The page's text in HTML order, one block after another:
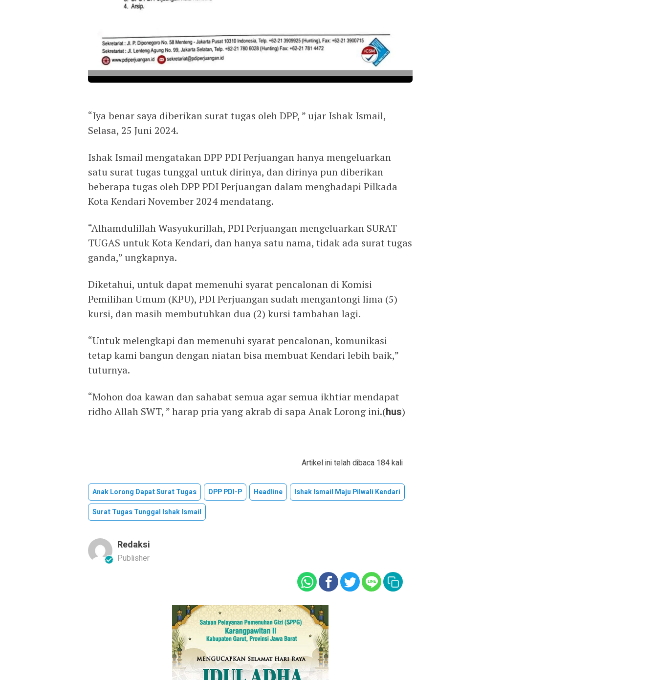
“Iya benar saya diberikan surat tugas oleh DPP, ” ujar Ishak Ismail,
Selasa, 25 Juni 2024.
Ishak Ismail mengatakan DPP PDI Perjuangan hanya mengeluarkan
satu surat tugas tunggal untuk dirinya, dan dirinya pun diberikan
beberapa tugas oleh DPP PDI Perjuangan dalam menghadapi Pilkada
Kota Kendari November 2024 mendatang.
“Alhamdulillah Wasyukurillah, PDI Perjuangan mengeluarkan SURAT
TUGAS untuk Kota Kendari, dan hanya satu nama, tidak ada surat tugas
ganda,” ungkapnya.
Diketahui, untuk dapat memenuhi syarat pencalonan di Komisi
Pemilihan Umum (KPU), PDI Perjuangan sudah mengantongi lima (5)
kursi, dan masih membutuhkan dua (2) kursi tambahan lagi.
“Untuk melengkapi dan memenuhi syarat pencalonan, komunikasi
tetap kami bangun dengan niatan bisa membuat Kendari lebih baik,”
tuturnya.
“Mohon doa kawan dan sahabat semua agar semua ikhtiar mendapat
ridho Allah SWT, ” harap pria yang akrab di sapa Anak Lorong ini.(hus)
Artikel ini telah dibaca 184 kali
Anak Lorong Dapat Surat Tugas DPP PDI-P Headline
Ishak Ismail Maju Pilwali Kendari
Surat Tugas Tunggal Ishak Ismail
Redaksi
Publisher